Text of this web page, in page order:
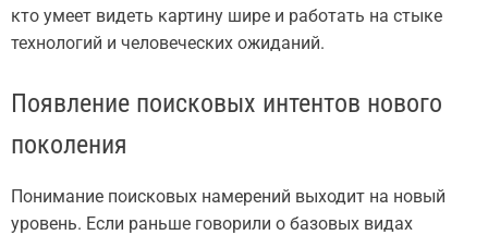
кто умеет видеть картину шире и работать на стыке
технологий и человеческих ожиданий.
Появление поисковых интентов нового
поколения
Понимание поисковых намерений выходит на новый
уровень. Если раньше говорили о базовых видах